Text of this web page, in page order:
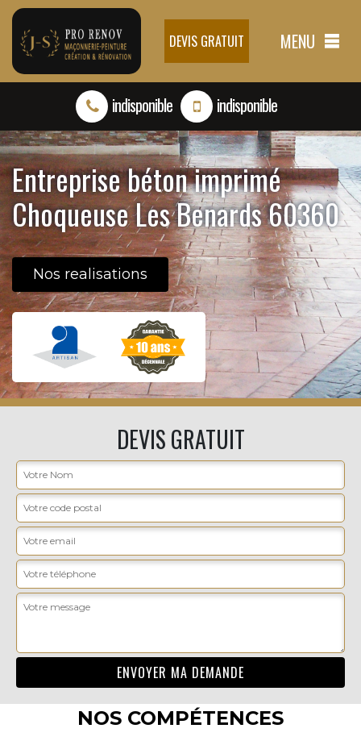
DEVIS GRATUIT MENU
indisponible indisponible
Entreprise béton imprimé
Choqueuse Les Benards 60360
Nos realisations
DEVIS GRATUIT
NOS COMPÉTENCES